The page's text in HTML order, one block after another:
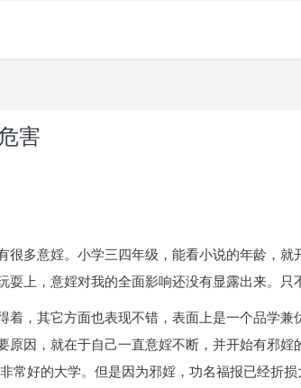
害
多意婬。小学三四年级，能看小说的年龄，
上，意婬对我的全面影响还没有显露出来。只
，其它方面也表现不错，表面上是一个品学
因，就在于自己一直意婬不断，并开始有邪
常好的大学。但是因为邪婬，功名福报已经折